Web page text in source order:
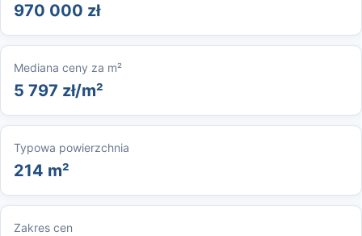
970 000 zł
Mediana ceny za m²
5 797 zł/m²
Typowa powierzchnia
214 m²
Zakres cen